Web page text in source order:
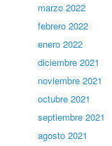
marzo 2022
febrero 2022
enero 2022
diciembre 2021
noviembre 2021
octubre 2021
septiembre 2021
agosto 2021